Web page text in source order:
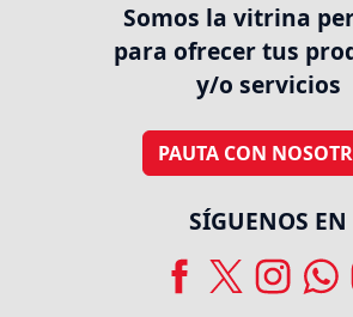
Somos la vitrina
para ofrecer tus
y/o servicios
PAUTA CON
SÍGUENOS EN